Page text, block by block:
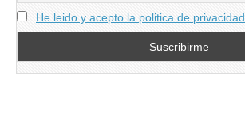
He leido y acepto la politica de privacidad